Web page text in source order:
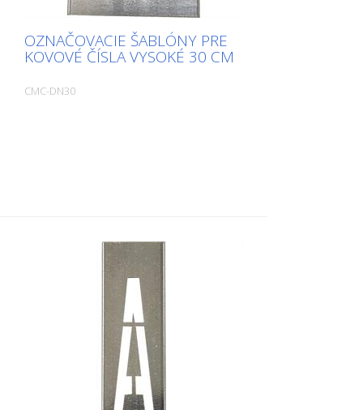
OZNAČOVACIE ŠABLÓNY PRE
KOVOVÉ ČÍSLA VYSOKÉ 30 CM
CMC-DN30